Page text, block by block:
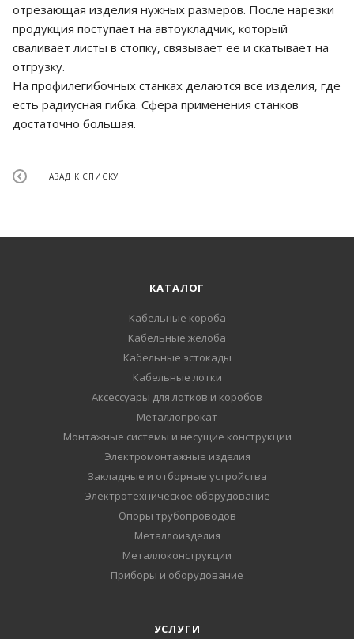
отрезающая изделия нужных размеров. После нарезки
продукция поступает на автоукладчик, который
сваливает листы в стопку, связывает ее и скатывает на
отгрузку.
На профилегибочных станках делаются все изделия, где
есть радиусная гибка. Сфера применения станков
достаточно большая.
НАЗАД К СПИСКУ
КАТАЛОГ
Кабельные короба
Кабельные желоба
Кабельные эстокады
Кабельные лотки
Аксессуары для лотков и коробов
Металлопрокат
Монтажные системы и несущие конструкции
Электромонтажные изделия
Закладные и отборные устройства
Электротехническое оборудование
Опоры трубопроводов
Металлоизделия
Металлоконструкции
Приборы и оборудование
УСЛУГИ